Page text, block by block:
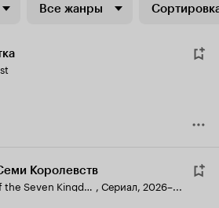
Все жанры
Королевств
A Knight of the Seven Kingdoms , Сериал, 2026–...